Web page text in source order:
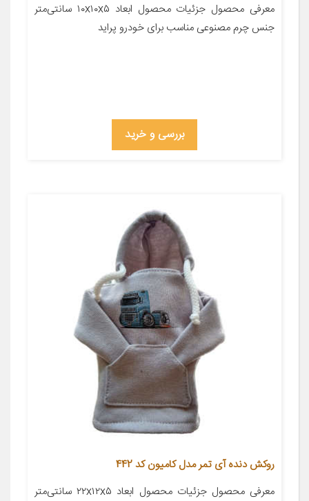
معرفی محصول جزئیات محصول ابعاد ۱۰x۱۰x۵ سانتی‌متر
جنس چرم مصنوعی مناسب برای خودرو پراید
بررسی و خرید
روکش دنده آی تمر مدل کامیون کد 442
معرفی محصول جزئیات محصول ابعاد ۲۲x۱۲x۵ سانتی‌متر